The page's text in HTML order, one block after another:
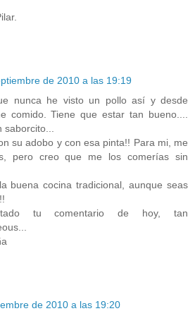
de 2010 a las 19:19
nunca he visto un pollo así y desde
comido. Tiene que estar tan bueno....
su adobo y con esa pinta!! Para mi, me
pero creo que me los comerías sin
buena cocina tradicional, aunque seas
tu comentario de hoy, tan
de 2010 a las 19:20